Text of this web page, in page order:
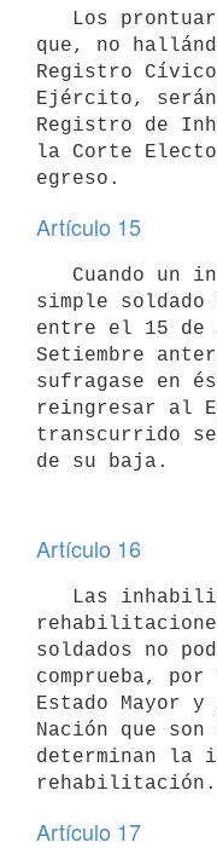
que, no
Registro
Ejército,
Registro de
la Corte
egreso.
Artículo 15
simple soldado
entre el 15
Setiembre
sufragase en
reingresar al
transcurrido
de su baja.
Artículo 16
soldados no
comprueba,
Estado Mayor
Nación que
determinan la
rehabilitación.
Artículo 17